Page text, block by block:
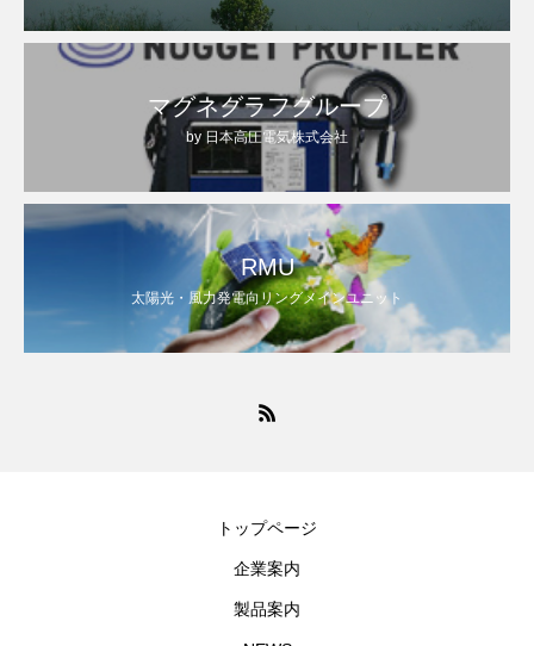
マグネグラフグループ
by 日本高圧電気株式会社
RMU
太陽光・風力発電向リングメインユニット
トップページ
企業案内
製品案内